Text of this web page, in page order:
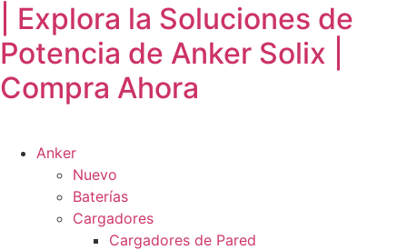
| Explora la Soluciones de
Potencia de Anker Solix |
Compra Ahora
Anker
Nuevo
Baterías
Cargadores
Cargadores de Pared